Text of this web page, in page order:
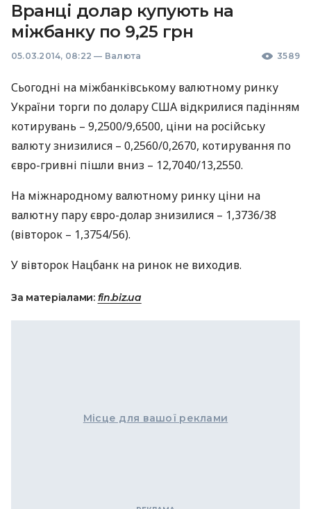
Вранці долар купують на
міжбанку по 9,25 грн
05.03.2014, 08:22 — Валюта 3589
Сьогодні на міжбанківському валютному ринку
України торги по доларуСША відкрилися падінням
котирувань – 9,2500/9,6500, ціни на російську
валюту знизилися – 0,2560/0,2670, котирування по
євро-гривні пішли вниз – 12,7040/13,2550.
На міжнародному валютному ринку ціни на
валютну пару євро-долар знизилися – 1,3736/38
(вівторок – 1,3754/56).
У вівторок Нацбанк на ринок не виходив.
За матеріалами: fin.biz.ua
Місце для вашої реклами